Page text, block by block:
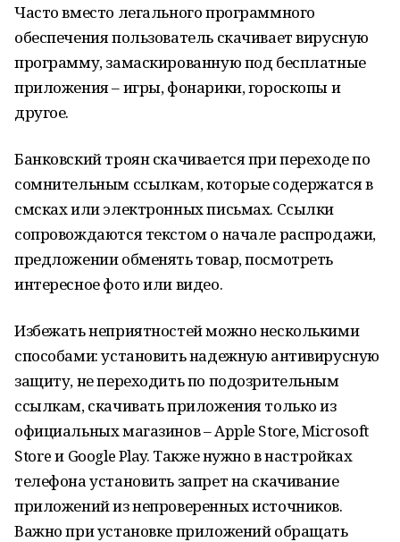
Часто вместо легального программного
обеспечения пользователь скачивает вирусную
программу, замаскированную под бесплатные
приложения – игры, фонарики, гороскопы и
другое.
Банковский троян скачивается при переходе по
сомнительным ссылкам, которые содержатся в
смсках или электронных письмах. Ссылки
сопровождаются текстом о начале распродажи,
предложении обменять товар, посмотреть
интересное фото или видео.
Избежать неприятностей можно несколькими
способами: установить надежную антивирусную
защиту, не переходить по подозрительным
ссылкам, скачивать приложения только из
официальных магазинов – Apple Store, Microsoft
Store и Google Play. Также нужно в настройках
телефона установить запрет на скачивание
приложений из непроверенных источников.
Важно при установке приложений обращать